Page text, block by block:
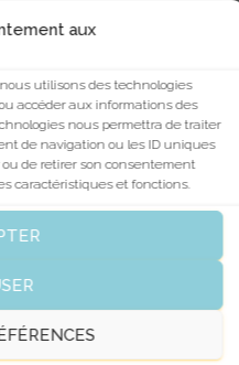
aux
utilisons des technologies
accéder aux informations des
nous permettra de traiter
de navigation ou les ID uniques
de retirer son consentement
caractéristiques et fonctions.